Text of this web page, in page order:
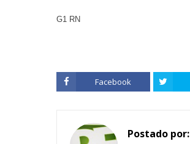
G1 RN
Facebook
Postado por: